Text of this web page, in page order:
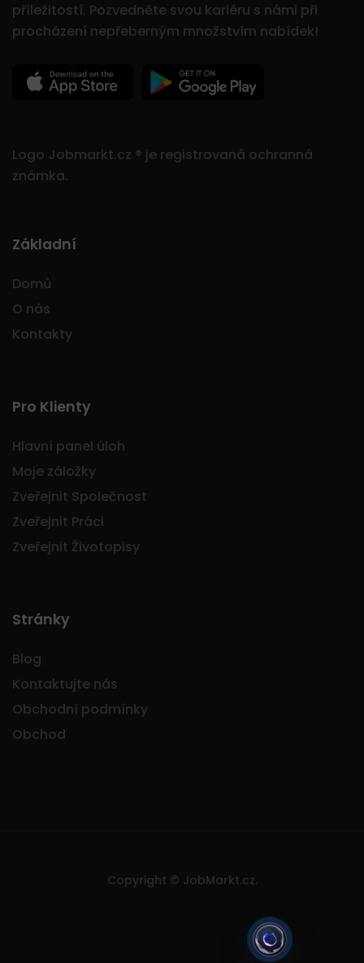
příležitostí. Pozvedněte svou kariéru s námi při
procházení nepřeberným množstvím nabídek!
Logo Jobmarkt.cz ® je registrovaná ochranná
známka.
Základní
Domů
O nás
Kontakty
Pro Klienty
Hlavní panel úloh
Moje záložky
Zveřejnit Společnost
Zveřejnit Práci
Zveřejnit Životopisy
Stránky
Blog
Kontaktujte nás
Obchodní podmínky
Obchod
Copyright © JobMarkt.cz.